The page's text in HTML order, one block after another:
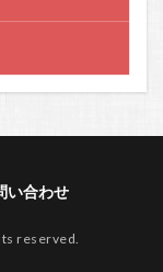
い合わせ
reserved.